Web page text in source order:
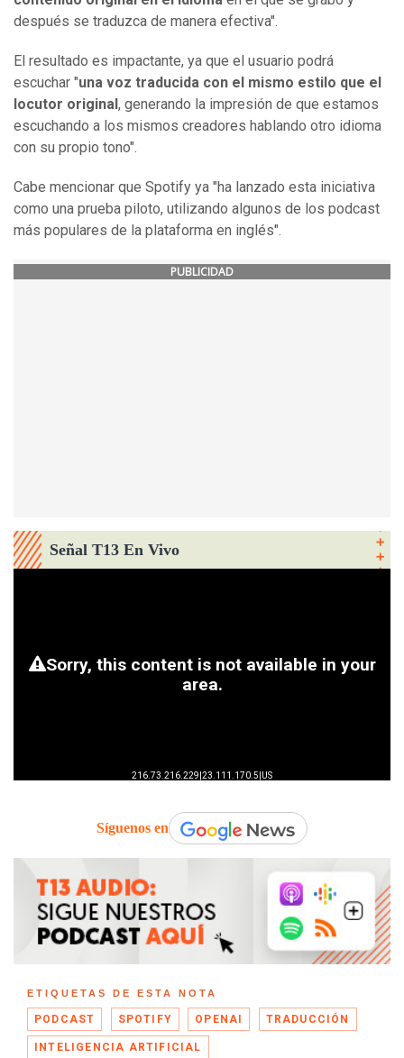
después se traduzca de manera efectiva".
El resultado es impactante, ya que el usuario podrá
escuchar "una voz traducida con el mismo estilo que el
locutor original , generando la impresión de que estamos
escuchando a los mismos creadores hablando otro idioma
con su propio tono".
Cabe mencionar que Spotify ya "ha lanzado esta iniciativa
como una prueba piloto, utilizando algunos de los podcast
más populares de la plataforma en inglés".
PUBLICIDAD
Señal T13 En Vivo
Síguenos en
ETIQUETAS DE ESTA NOTA
PODCAST SPOTIFY OPENAI TRADUCCIÓN
INTELIGENCIA ARTIFICIAL